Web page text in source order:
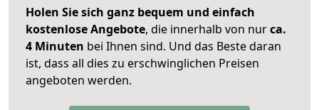
Holen Sie sich ganz bequem und einfach
kostenlose Angebote, die innerhalb von nurca.
4 Minuten bei Ihnen sind. Und das Beste daran
ist, dass all dies zu erschwinglichen Preisen
angeboten werden.